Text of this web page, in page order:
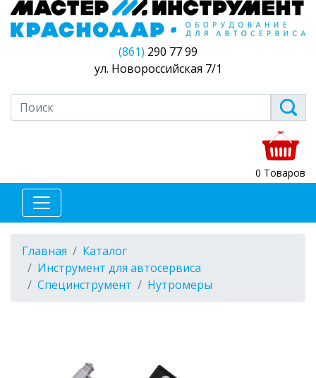
(861) 290 77 99
ул. Новороссийская 7/1
0 Товаров
Главная
Каталог
Инструмент для автосервиса
Специнструмент
Нутромеры